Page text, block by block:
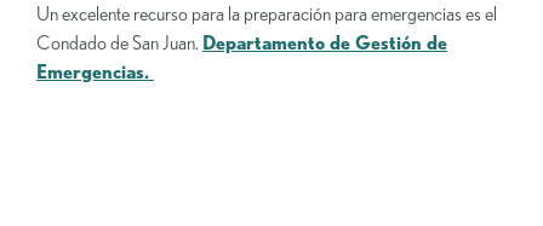
Un excelente recurso para la preparación para emergencias es el
Condado de San Juan. Departamento de Gestión de
Emergencias.